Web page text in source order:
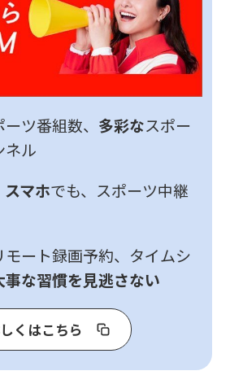
ツ番組数、 多彩なスポー
ネル
スマホでも、スポーツ中継
モート録画予約、タイムシ
事な習慣を見逃さない
くはこちら